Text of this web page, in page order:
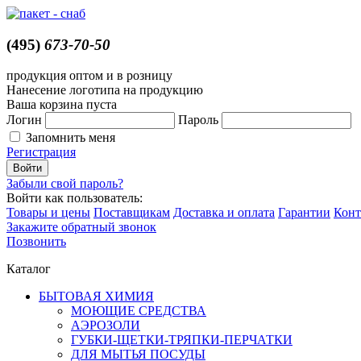
(495) 673-70-50
продукция оптом и в розницу
Нанесение логотипа на продукцию
Ваша корзина пуста
Логин
Пароль
Запомнить меня
Регистрация
Забыли свой пароль?
Войти как пользователь:
Товары и цены Поставщикам Доставка и оплата Гарантии
Закажите обратный звонок
Позвонить
Каталог
БЫТОВАЯ ХИМИЯ
МОЮЩИЕ СРЕДСТВА
АЭРОЗОЛИ
ГУБКИ-ЩЕТКИ-ТРЯПКИ-ПЕРЧАТКИ
ДЛЯ МЫТЬЯ ПОСУДЫ